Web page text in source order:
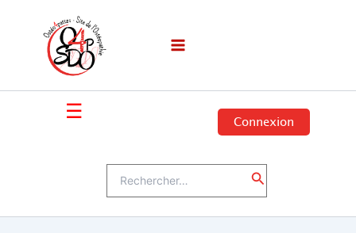
☰ Connexion
Rechercher